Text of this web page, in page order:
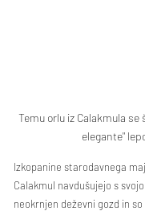
Temu orlu iz Calakmula se
elegante"
Izkopanine starodavnega
Calakmul navdušujejo s
neokrnjen deževni gozd in